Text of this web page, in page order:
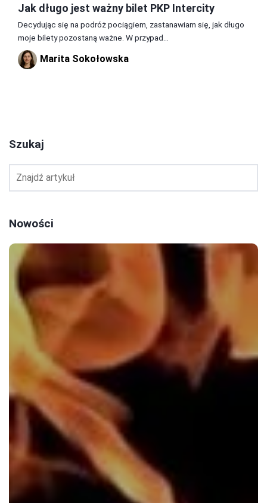
Jak długo jest ważny bilet PKP Intercity
Decydując się na podróż pociągiem, zastanawiam się, jak długo
moje bilety pozostaną ważne. W przypad...
Marita Sokołowska
Szukaj
Nowości